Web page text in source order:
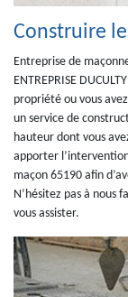
Construire
Entreprise de
ENTREPRISE
propriété ou vous
un service de
hauteur dont vous
apporter
maçon 65190 afin
N’hésitez pas à nous
vous assister.